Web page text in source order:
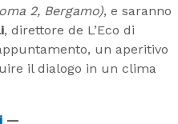
2, Bergamo), e saranno
, direttore de L’Eco di
un aperitivo
il dialogo in un clima
—